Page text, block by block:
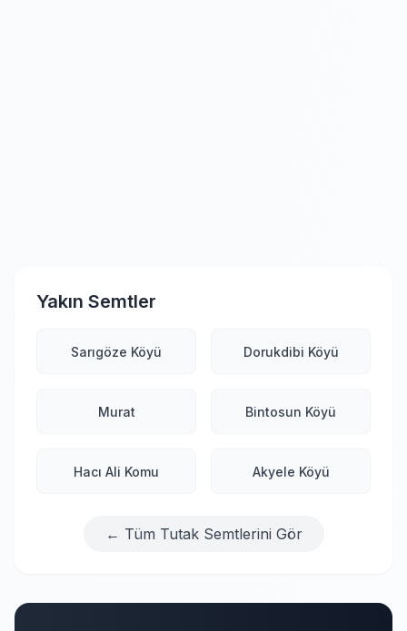
Yakın Semtler
Sarıgöze Köyü Dorukdibi Köyü
Murat Bintosun Köyü
Hacı Ali Komu Akyele Köyü
← Tüm Tutak Semtlerini Gör